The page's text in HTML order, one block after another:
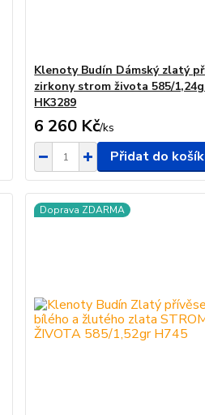
Klenoty Budín Dámský zlatý
zirkony strom života 585/
HK3289
6 260 Kč/ks
Přidat do
Doprava ZDARMA